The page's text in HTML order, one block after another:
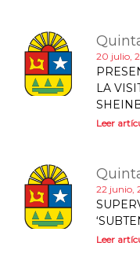
20 julio,
LA
Leer
22 junio,
Leer